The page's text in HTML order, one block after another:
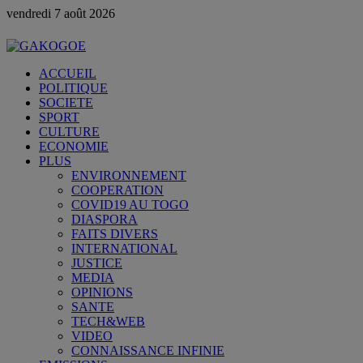
vendredi 7 août 2026
ACCUEIL
POLITIQUE
SOCIETE
SPORT
CULTURE
ECONOMIE
PLUS
ENVIRONNEMENT
COOPERATION
COVID19 AU TOGO
DIASPORA
FAITS DIVERS
INTERNATIONAL
JUSTICE
MEDIA
OPINIONS
SANTE
TECH&WEB
VIDEO
CONNAISSANCE INFINIE